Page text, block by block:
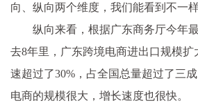
向、纵向两个维度，我们能看到不一样
纵向来看，根据广东商务厅今年
去8年里，广东跨境电商进出口规模扩
速超过了30%，占全国总量超过了三
电商的规模很大，增长速度也很快。